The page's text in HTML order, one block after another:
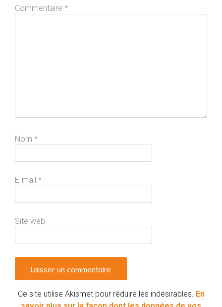
Commentaire *
Nom *
E-mail *
Site web
Ce site utilise Akismet pour réduire les indésirables. En